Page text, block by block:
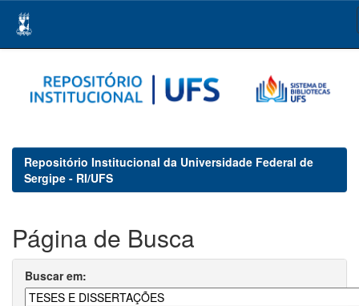
navigation
Repositório Institucional da Universidade Federal de
Sergipe - RI/UFS
Página de Busca
Buscar em: